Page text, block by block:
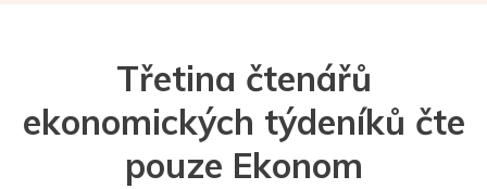
Třetina čtenářů
ekonomických týdeníků čte
pouze Ekonom